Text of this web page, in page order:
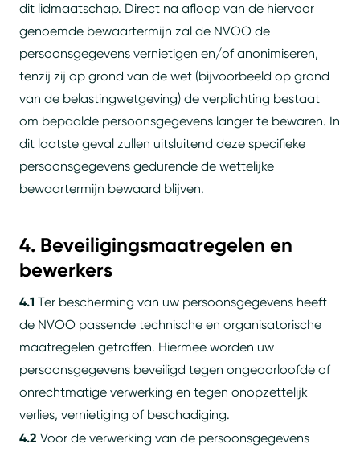
dit lidmaatschap. Direct na afloop van de hiervoor
genoemde bewaartermijn zal de NVOO de
persoonsgegevens vernietigen en/of anonimiseren,
tenzij zij op grond van de wet (bijvoorbeeld op grond
van de belastingwetgeving) de verplichting bestaat
om bepaalde persoonsgegevens langer te bewaren. In
dit laatste geval zullen uitsluitend deze specifieke
persoonsgegevens gedurende de wettelijke
bewaartermijn bewaard blijven.
4. Beveiligingsmaatregelen en
bewerkers
4.1 Ter bescherming van uw persoonsgegevens heeft
de NVOO passende technische en organisatorische
maatregelen getroffen. Hiermee worden uw
persoonsgegevens beveiligd tegen ongeoorloofde of
onrechtmatige verwerking en tegen onopzettelijk
verlies, vernietiging of beschadiging.
4.2 Voor de verwerking van de persoonsgegevens